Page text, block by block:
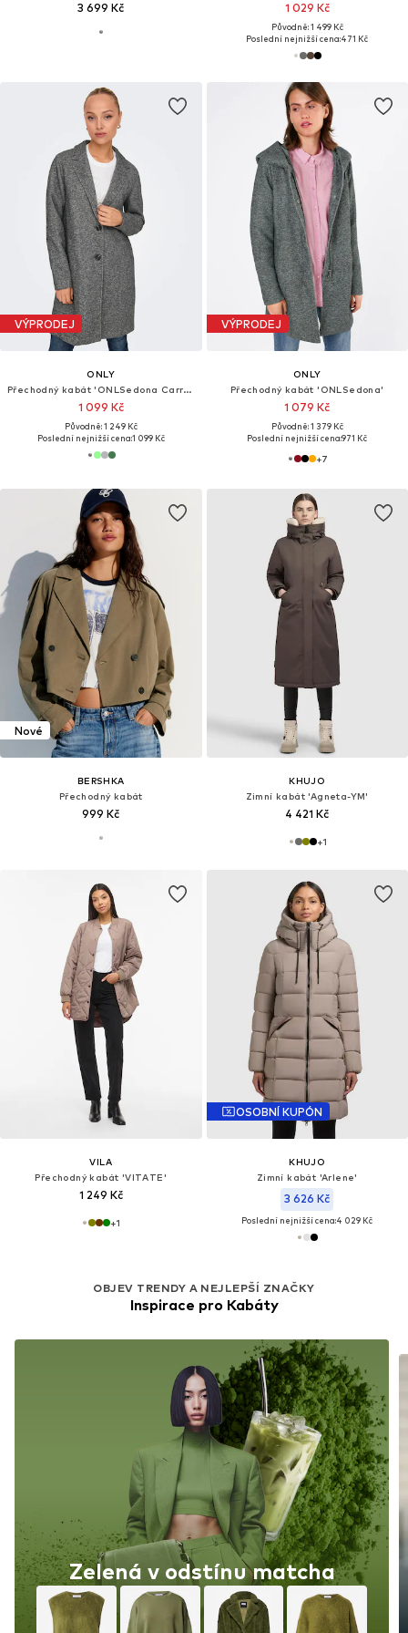
3 699 Kč 1 029 Kč
Původně: 1 499 Kč
Poslední nejnižší cena:471 Kč
VÝPRODEJ
ONLY
Přechodný kabát 'ONLSedona Carrie'
1 099 Kč
Původně: 1 249 Kč
Poslední nejnižší cena:1 099 Kč
VÝPRODEJ
ONLY
Přechodný kabát 'ONLSedona'
1 079 Kč
Původně: 1 379 Kč
Poslední nejnižší cena:971 Kč
+7
Nové
BERSHKA
Přechodný kabát
999 Kč
KHUJO
Zimní kabát 'Agneta-YM'
4 421 Kč
+1
VILA
Přechodný kabát 'VITATE'
1 249 Kč
+1
OSOBNÍ KUPÓN
KHUJO
Zimní kabát 'Arlene'
3 626 Kč
Poslední nejnižší cena:4 029 Kč
OBJEV TRENDY A NEJLEPŠÍ ZNAČKY
Inspirace pro Kabáty
Zelená v odstínu matcha